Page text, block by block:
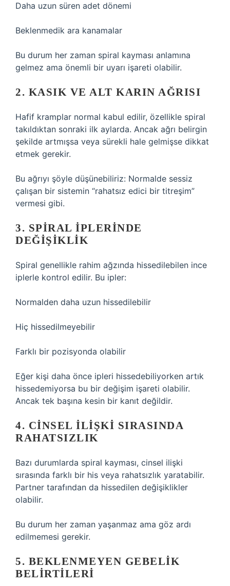
Daha uzun süren adet dönemi
Beklenmedik ara kanamalar
Bu durum her zaman spiral kayması anlamına
gelmez ama önemli bir uyarı işareti olabilir.
2. KASIK VE ALT KARIN AĞRISI
Hafif kramplar normal kabul edilir, özellikle spiral
takıldıktan sonraki ilk aylarda. Ancak ağrı belirgin
şekilde artmışsa veya sürekli hale gelmişse dikkat
etmek gerekir.
Bu ağrıyı şöyle düşünebiliriz: Normalde sessiz
çalışan bir sistemin “rahatsız edici bir titreşim”
vermesi gibi.
3. SPIRAL İPLERINDE
DEĞIŞIKLIK
Spiral genellikle rahim ağzında hissedilebilen ince
iplerle kontrol edilir. Bu ipler:
Normalden daha uzun hissedilebilir
Hiç hissedilmeyebilir
Farklı bir pozisyonda olabilir
Eğer kişi daha önce ipleri hissedebiliyorken artık
hissedemiyorsa bu bir değişim işareti olabilir.
Ancak tek başına kesin bir kanıt değildir.
4. CINSEL İLIŞKI SIRASINDA
RAHATSIZLIK
Bazı durumlarda spiral kayması, cinsel ilişki
sırasında farklı bir his veya rahatsızlık yaratabilir.
Partner tarafından da hissedilen değişiklikler
olabilir.
Bu durum her zaman yaşanmaz ama göz ardı
edilmemesi gerekir.
5. BEKLENMEYEN GEBELIK
BELIRTILERI